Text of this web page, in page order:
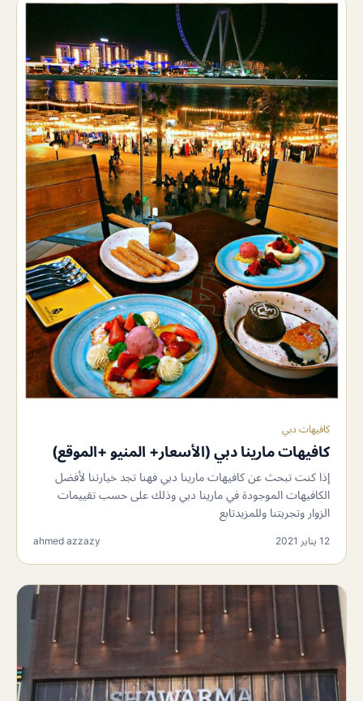
كافيهات دبي
كافيهات مارينا دبي (الأسعار+ المنيو +الموقع)
إذا كنت تبحث عن كافيهات مارينا دبي فهنا تجد خيارتنا لأفضل
الكافيهات الموجودة في مارينا دبي وذلك على حسب تقييمات
الزوار وتجربتنا وللمزيدتابع
12 يناير 2021 ahmed azzazy